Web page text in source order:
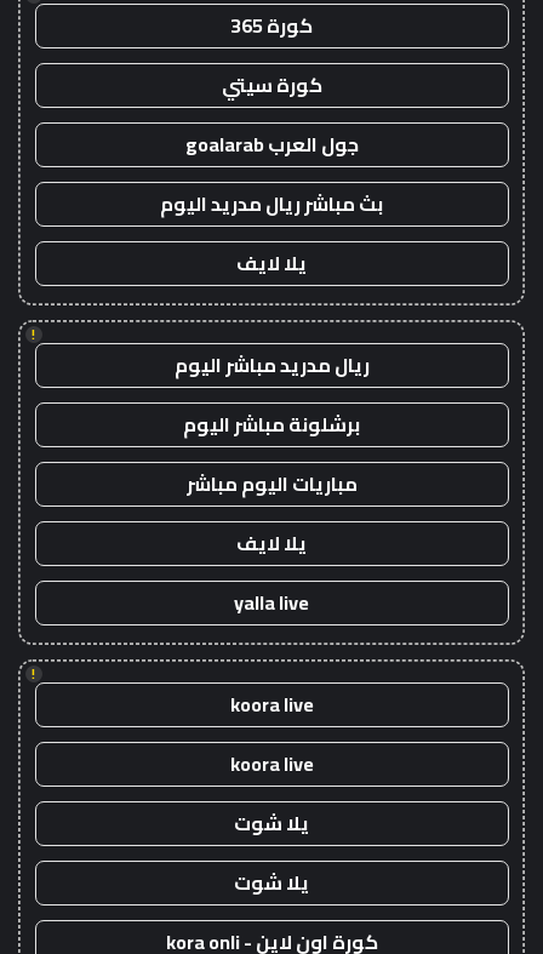
كورة 365
كورة سيتي
جول العرب goalarab
بث مباشر ريال مدريد اليوم
يلا لايف
!
ريال مدريد مباشر اليوم
برشلونة مباشر اليوم
مباريات اليوم مباشر
يلا لايف
yalla live
!
koora live
koora live
يلا شوت
يلا شوت
كورة اون لاين - kora onli